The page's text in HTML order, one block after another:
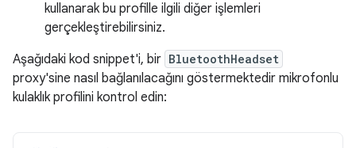
kullanarak bu profille ilgili diğer işlemleri
gerçekleştirebilirsiniz.
Aşağıdaki kod snippet'i, bir BluetoothHeadset
proxy'sine nasıl bağlanılacağını göstermektedir mikrofonlu
kulaklık profilini kontrol edin: